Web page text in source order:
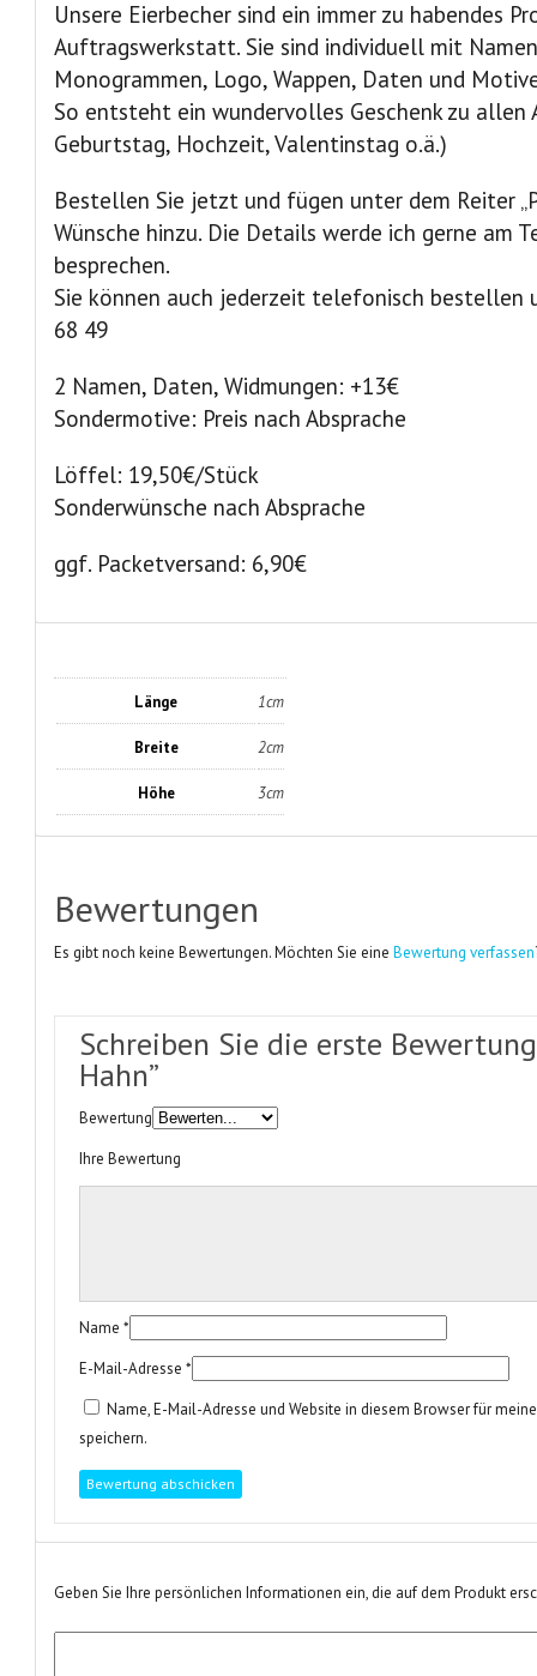
Unsere Eierbecher sind ein immer zu habendes
Auftragswerkstatt. Sie sind individuell mit
Monogrammen, Logo, Wappen, Daten und
So entsteht ein wundervolles Geschenk zu allen
Geburtstag, Hochzeit, Valentinstag o.ä.)
Bestellen Sie jetzt und fügen unter dem Reiter
Wünsche hinzu. Die Details werde ich gerne am
besprechen.
Sie können auch jederzeit telefonisch bestellen
68 49
2 Namen, Daten, Widmungen: +13€
Sondermotive: Preis nach Absprache
Löffel: 19,50€/Stück
Sonderwünsche nach Absprache
ggf. Packetversand: 6,90€
Länge 1cm
Breite 2cm
Höhe 3cm
Bewertungen
Es gibt noch keine Bewertungen. Möchten Sie eineBewertung verfassen
Schreiben Sie die erste
Hahn”
Bewertung
Ihre Bewertung
Name *
E-Mail-Adresse *
Name, E-Mail-Adresse und Website in diesem Browser für
speichern.
Geben Sie Ihre persönlichen Informationen ein, die auf dem Produkt